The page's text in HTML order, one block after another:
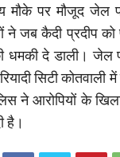
पर मौजूद जेल
ने जब कैदी प्रदीप को
धमकी दे डाली।
सिटी कोतवाली
ने आरोपियों के
है।